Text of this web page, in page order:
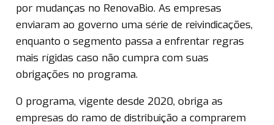
por mudanças no RenovaBio. As empresas
enviaram ao governo uma série de reivindicações,
enquanto o segmento passa a enfrentar regras
mais rígidas caso não cumpra com suas
obrigações no programa.
O programa, vigente desde 2020, obriga as
empresas do ramo de distribuição a comprarem